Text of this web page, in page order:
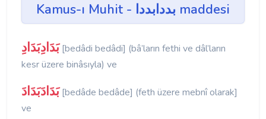
Kamus-ı Muhit - بددابددا maddesi
بَدَادِبَدَادِ[bedâdi bedâdi] (bâ’ların fethi ve dâl’ların
kesr üzere binâsıyla) ve
بَدَادَبَدَادَ[bedâde bedâde] (feth üzere mebnî olarak]
ve